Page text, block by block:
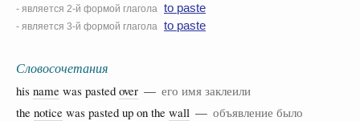
- является 2-й формой глагола to paste
- является 3-й формой глагола to paste
Словосочетания
his name was pasted over — его имя заклеили
the notice was pasted up on the wall — объявление было